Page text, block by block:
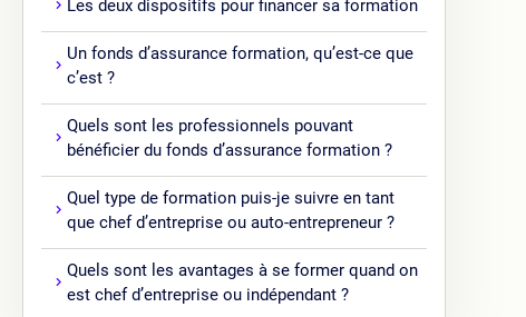
Les deux dispositifs pour financer sa formation
Un fonds d’assurance formation, qu’est-ce que
c’est ?
Quels sont les professionnels pouvant
bénéficier du fonds d’assurance formation ?
Quel type de formation puis-je suivre en tant
que chef d’entreprise ou auto-entrepreneur ?
Quels sont les avantages à se former quand on
est chef d’entreprise ou indépendant ?